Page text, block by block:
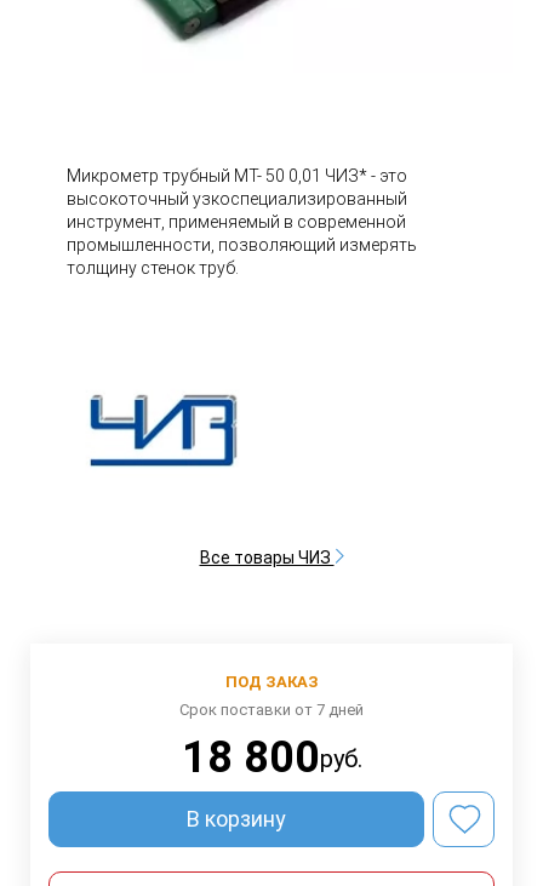
Микрометр трубный МТ- 50 0,01 ЧИЗ* - это
высокоточный узкоспециализированный
инструмент, применяемый в современной
промышленности, позволяющий измерять
толщину стенок труб.
Все товары ЧИЗ
ПОД ЗАКАЗ
Срок поставки от 7 дней
18 800руб.
В корзину